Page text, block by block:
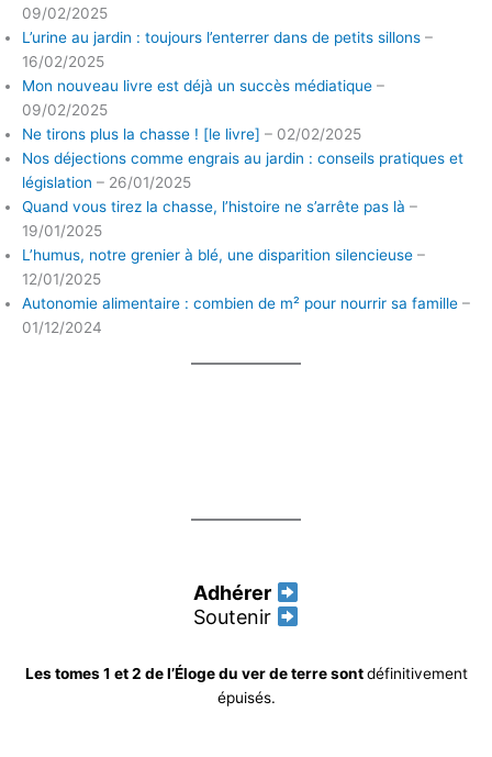
09/02/2025
L’urine au jardin : toujours l’enterrer dans de petits sillons –
16/02/2025
Mon nouveau livre est déjà un succès médiatique –
09/02/2025
Ne tirons plus la chasse ! [le livre] – 02/02/2025
Nos déjections comme engrais au jardin : conseils pratiques et
législation – 26/01/2025
Quand vous tirez la chasse, l’histoire ne s’arrête pas là –
19/01/2025
L’humus, notre grenier à blé, une disparition silencieuse –
12/01/2025
Autonomie alimentaire : combien de m² pour nourrir sa famille –
01/12/2024
Adhérer
Soutenir
Les tomes 1 et 2 de l’Éloge du ver de terre sontdéfinitivement
épuisés.